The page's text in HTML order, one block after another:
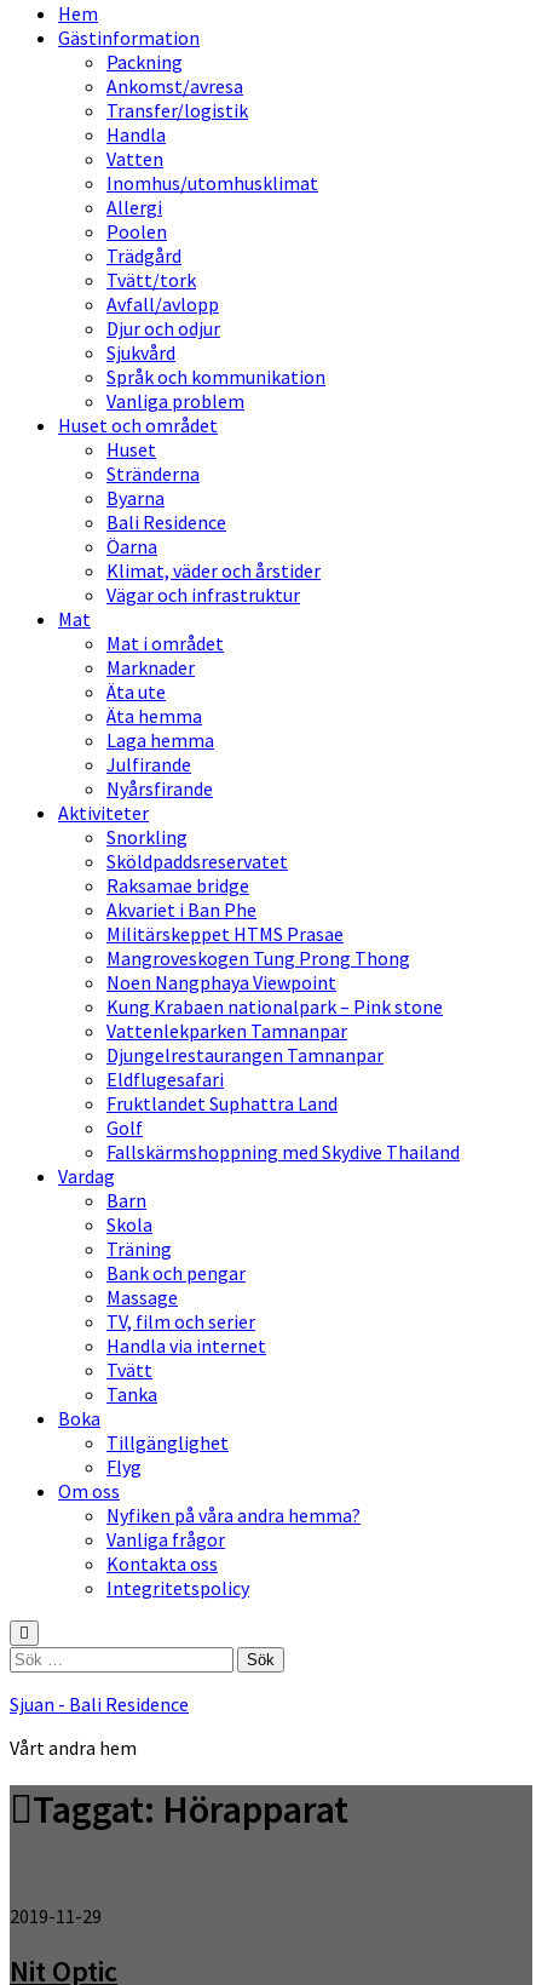
Hem
Gästinformation
Packning
Ankomst/avresa
Transfer/logistik
Handla
Vatten
Inomhus/utomhusklimat
Allergi
Poolen
Trädgård
Tvätt/tork
Avfall/avlopp
Djur och odjur
Sjukvård
Språk och kommunikation
Vanliga problem
Huset och området
Huset
Stränderna
Byarna
Bali Residence
Öarna
Klimat, väder och årstider
Vägar och infrastruktur
Mat
Mat i området
Marknader
Äta ute
Äta hemma
Laga hemma
Julfirande
Nyårsfirande
Aktiviteter
Snorkling
Sköldpaddsreservatet
Raksamae bridge
Akvariet i Ban Phe
Militärskeppet HTMS Prasae
Mangroveskogen Tung Prong Thong
Noen Nangphaya Viewpoint
Kung Krabaen nationalpark – Pink stone
Vattenlekparken Tamnanpar
Djungelrestaurangen Tamnanpar
Eldflugesafari
Fruktlandet Suphattra Land
Golf
Fallskärmshoppning med Skydive Thailand
Vardag
Barn
Skola
Träning
Bank och pengar
Massage
TV, film och serier
Handla via internet
Tvätt
Tanka
Boka
Tillgänglighet
Flyg
Om oss
Nyfiken på våra andra hemma?
Vanliga frågor
Kontakta oss
Integritetspolicy
Sök
Sjuan - Bali Residence
Vårt andra hem
Taggat: Hörapparat
2019-11-29
Nit Optic